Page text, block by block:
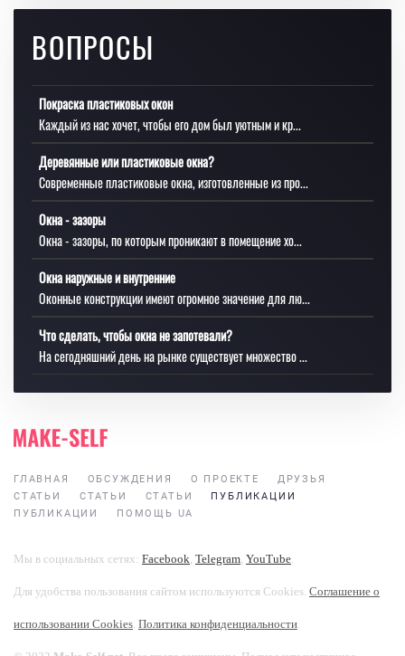
ВОПРОСЫ
Покраска пластиковых окон
Каждый из нас хочет, чтобы его дом был уютным и кр...
Деревянные или пластиковые окна?
Современные пластиковые окна, изготовленные из про...
Окна - зазоры
Окна - зазоры, по которым проникают в помещение хо...
Окна наружные и внутренние
Оконные конструкции имеют огромное значение для лю...
Что сделать, чтобы окна не запотевали?
На сегодняшний день на рынке существует множество ...
ГЛАВНАЯ ОБСУЖДЕНИЯ О ПРОЕКТЕ
ДРУЗЬЯ
СТАТЬИ
СТАТЬИ СТАТЬИ
ПУБЛИКАЦИИ
ПУБЛИКАЦИИ
ПОМОЩЬ UA
Мы в социальных сетях: Facebook Telegram YouTube
Для удобства пользования сайтом используются Cookies. Соглашение о
использовании Cookies Политика конфиденциальности